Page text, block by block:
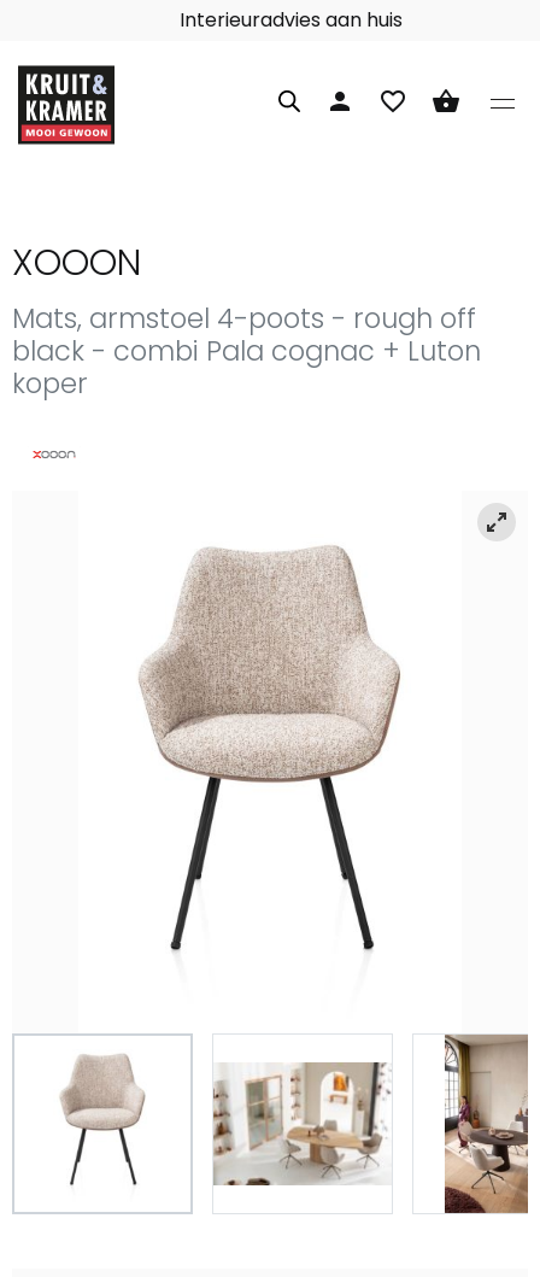
Interieuradvies aan huis
person favorite_border shopping_basket
XOOON
Mats, armstoel 4-poots - rough off
black - combi Pala cognac + Luton
koper